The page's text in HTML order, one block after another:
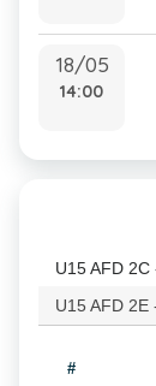
18/05
14:00
U15 AFD 2C
U15 AFD 2E
#